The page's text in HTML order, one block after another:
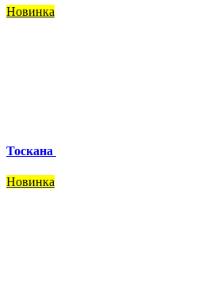
Новинка
Тоскана
Новинка